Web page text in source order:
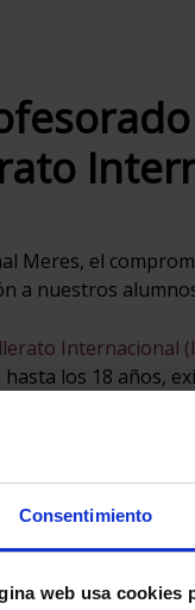
Consentimiento
web usa cookies
Meres, el
a nuestros
Internacional
hasta los 18 años,
del alumno de IB
la indagación y el
.
profesorado
Desde